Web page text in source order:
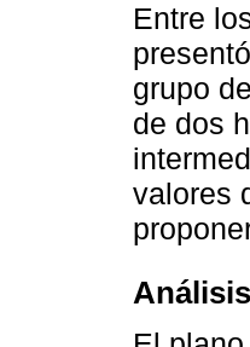
Entre
grupo
de dos
valores